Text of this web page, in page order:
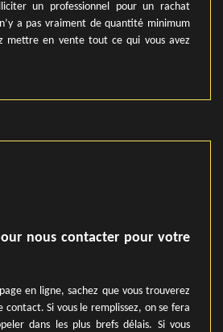
un professionnel pour un rachat
a pas vraiment de quantité minimum
mettre en vente tout ce qui vous avez
nous contacter pour votre
en ligne, sachez que vous trouverez
contact. Si vous le remplissez, on se fera
dans les plus brefs délais. Si vous